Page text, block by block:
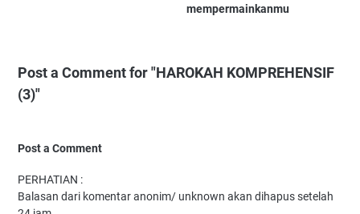
mempermainkanmu
Post a Comment for "HAROKAH KOMPREHENSIF
(3)"
Post a Comment
PERHATIAN :
Balasan dari komentar anonim/ unknown akan dihapus setelah